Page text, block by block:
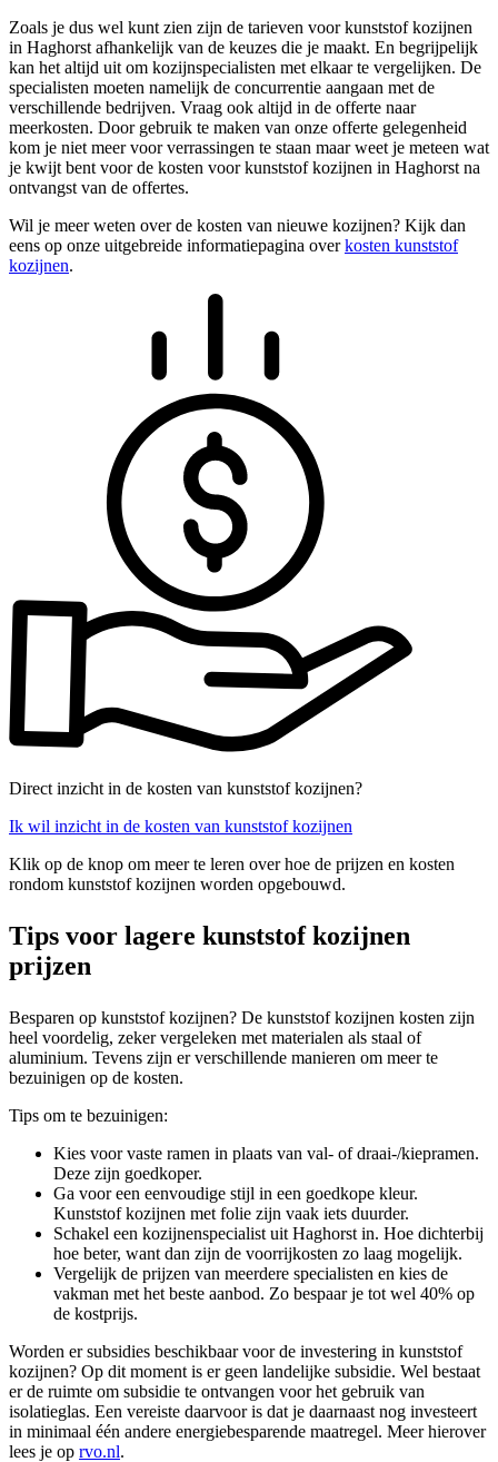
Zoals je dus wel kunt zien zijn de tarieven voor kunststof kozijnen
in Haghorst afhankelijk van de keuzes die je maakt. En begrijpelijk
kan het altijd uit om kozijnspecialisten met elkaar te vergelijken. De
specialisten moeten namelijk de concurrentie aangaan met de
verschillende bedrijven. Vraag ook altijd in de offerte naar
meerkosten. Door gebruik te maken van onze offerte gelegenheid
kom je niet meer voor verrassingen te staan maar weet je meteen wat
je kwijt bent voor de kosten voor kunststof kozijnen in Haghorst na
ontvangst van de offertes.
Wil je meer weten over de kosten van nieuwe kozijnen? Kijk dan
eens op onze uitgebreide informatiepagina overkosten kunststof
kozijnen.
Direct inzicht in de kosten van kunststof kozijnen?
Ik wil inzicht in de kosten van kunststof kozijnen
Klik op de knop om meer te leren over hoe de prijzen en kosten
rondom kunststof kozijnen worden opgebouwd.
Tips voor lagere kunststof kozijnen
prijzen
Besparen op kunststof kozijnen? De kunststof kozijnen kosten zijn
heel voordelig, zeker vergeleken met materialen als staal of
aluminium. Tevens zijn er verschillende manieren om meer te
bezuinigen op de kosten.
Tips om te bezuinigen:
Kies voor vaste ramen in plaats van val- of draai-/kiepramen.
Deze zijn goedkoper.
Ga voor een eenvoudige stijl in een goedkope kleur.
Kunststof kozijnen met folie zijn vaak iets duurder.
Schakel een kozijnenspecialist uit Haghorst in. Hoe dichterbij
hoe beter, want dan zijn de voorrijkosten zo laag mogelijk.
Vergelijk de prijzen van meerdere specialisten en kies de
vakman met het beste aanbod. Zo bespaar je tot wel 40% op
de kostprijs.
Worden er subsidies beschikbaar voor de investering in kunststof
kozijnen? Op dit moment is er geen landelijke subsidie. Wel bestaat
er de ruimte om subsidie te ontvangen voor het gebruik van
isolatieglas. Een vereiste daarvoor is dat je daarnaast nog investeert
in minimaal één andere energiebesparende maatregel. Meer hierover
lees je op rvo.nl.